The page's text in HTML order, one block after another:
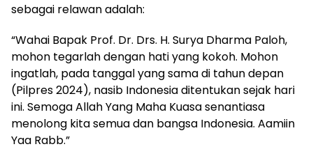
sebagai relawan adalah:
“Wahai Bapak Prof. Dr. Drs. H. Surya Dharma Paloh,
mohon tegarlah dengan hati yang kokoh. Mohon
ingatlah, pada tanggal yang sama di tahun depan
(Pilpres 2024), nasib Indonesia ditentukan sejak hari
ini. Semoga Allah Yang Maha Kuasa senantiasa
menolong kita semua dan bangsa Indonesia. Aamiin
Yaa Rabb.”